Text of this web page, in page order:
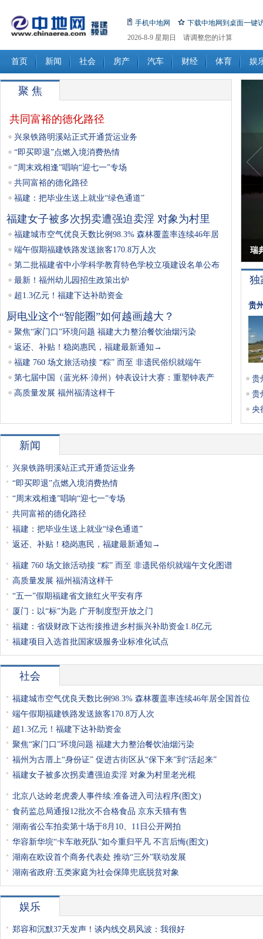
手机中地网
下载中地网到桌面一键
2026-8-9 星期日 请调整您的计算
机日期!
首页 新闻 社会 房产 汽车 财经 体育 娱
聚 焦
共同富裕的德化路径
兴泉铁路明溪站正式开通货运业务
“即买即退”点燃入境消费热情
“周末戏相逢”唱响“迎七一”专场
共同富裕的德化路径
福建：把毕业生送上就业“绿色通道”
福建女子被多次拐卖遭强迫卖淫 对象为村里
福建城市空气优良天数比例98.3% 森林覆盖率连续46年居
端午假期福建铁路发送旅客170.8万人次
第二批福建省中小学科学教育特色学校立项建设名单公布
最新！福州幼儿园招生政策出炉
超1.3亿元！福建下达补助资金
厨电业这个“智能圈”如何越画越大？
聚焦“家门口”环境问题 福建大力整治餐饮油烟污染
返还、补贴！稳岗惠民，福建最新通知→
福建 760 场文旅活动接 “粽” 而至 非遗民俗织就端午
第七届中国（蓝光杯·漳州）钟表设计大赛：重塑钟表产
高质量发展 福州福清这样干
瑞
独
贵
贵
贵
央
新闻
兴泉铁路明溪站正式开通货运业务
“即买即退”点燃入境消费热情
“周末戏相逢”唱响“迎七一”专场
共同富裕的德化路径
福建：把毕业生送上就业“绿色通道”
返还、补贴！稳岗惠民，福建最新通知→
福建 760 场文旅活动接 “粽” 而至 非遗民俗织就端午文化图谱
高质量发展 福州福清这样干
“五一”假期福建省文旅红火平安有序
厦门：以“标”为匙 广开制度型开放之门
福建：省级财政下达衔接推进乡村振兴补助资金1.8亿元
福建项目入选首批国家级服务业标准化试点
社会
福建城市空气优良天数比例98.3% 森林覆盖率连续46年居全国首位
端午假期福建铁路发送旅客170.8万人次
超1.3亿元！福建下达补助资金
聚焦“家门口”环境问题 福建大力整治餐饮油烟污染
福州为古厝上“身份证” 促进古街区从“保下来”到“活起来”
福建女子被多次拐卖遭强迫卖淫 对象为村里老光棍
北京八达岭老虎袭人事件续:准备进入司法程序(图文)
食药监总局通报12批次不合格食品 京东天猫有售
湖南省公车拍卖第十场于8月10、11日公开网拍
华容新华垸“卡车敢死队”如今重归平凡 不言后悔(图文)
湖南在欧设首个商务代表处 推动“三外”联动发展
湖南省政府:五类家庭为社会保障兜底脱贫对象
娱乐
郑容和沉默37天发声！谈内线交易风波：我很好